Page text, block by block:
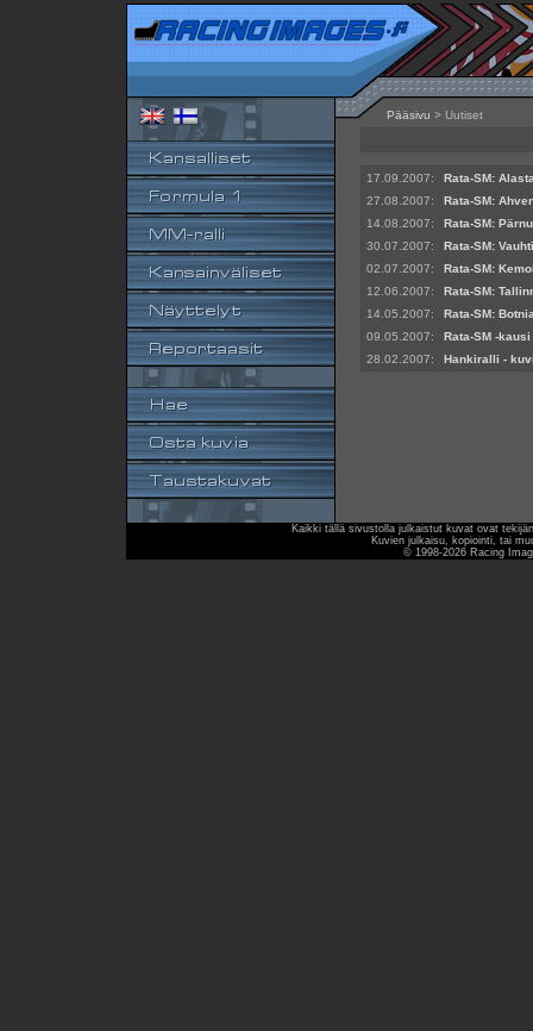
Pääsivu > Uutiset
17.09.2007:
Rata-SM:
27.08.2007:
Rata-SM:
14.08.2007:
Rata-SM:
30.07.2007:
Rata-SM:
02.07.2007:
Rata-SM:
12.06.2007:
Rata-SM:
14.05.2007:
Rata-SM:
09.05.2007:
Rata-SM -
28.02.2007:
Hankiralli -
Kaikki tällä sivustolla julkaistut kuvat ovat
Kuvien julkaisu, kopiointi, tai
© 1998-2026 Racing